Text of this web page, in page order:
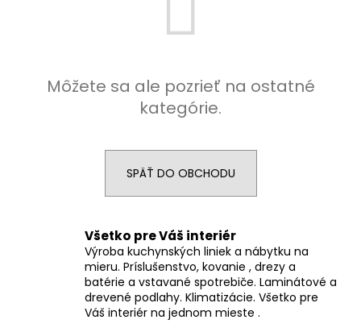
Môžete sa ale pozrieť na ostatné
kategórie.
SPÄŤ DO OBCHODU
Všetko pre Váš interiér
Výroba kuchynských liniek a nábytku na
mieru. Príslušenstvo, kovanie , drezy a
batérie a vstavané spotrebiče. Laminátové a
drevené podlahy. Klimatizácie. Všetko pre
Váš interiér na jednom mieste .